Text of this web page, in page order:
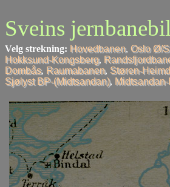
Sveins
Velg strekning: Hovedbanen, Oslo Ø/S
Hokksund-Kongsberg,
Dombås, Raumabanen, Støren-
Sjølyst BP-(Midtsandan),